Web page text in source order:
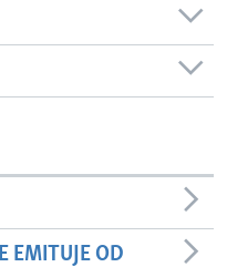
EMITUJE OD